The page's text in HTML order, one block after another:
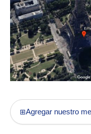
⊞Agregar nuestro